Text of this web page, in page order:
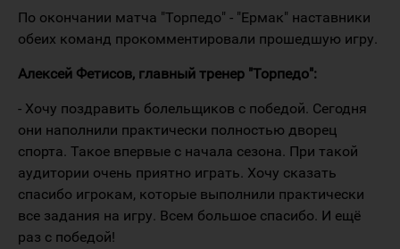
По окончании матча "Торпедо" - "Ермак" наставники
обеих команд прокомментировали прошедшую игру.
Алексей Фетисов, главный тренер "Торпедо":
- Хочу поздравить болельщиков с победой. Сегодня
они наполнили практически полностью дворец
спорта. Такое впервые с начала сезона. При такой
аудитории очень приятно играть. Хочу сказать
спасибо игрокам, которые выполнили практически
все задания на игру. Всем большое спасибо. И ещё
раз с победой!